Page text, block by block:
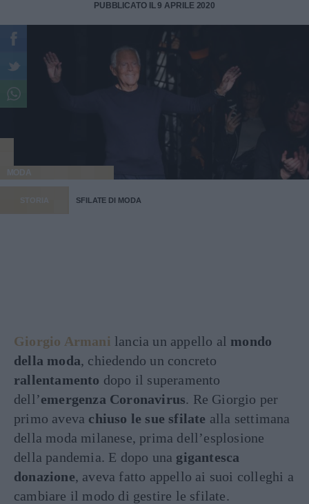
PUBBLICATO IL 9 APRILE 2020
MODA
STORIA SFILATE DI MODA
Giorgio Armani lancia un appello al mondo
della moda, chiedendo un concreto
rallentamento dopo il superamento
dell’emergenza Coronavirus. Re Giorgio per
primo aveva chiuso le sue sfilate alla settimana
della moda milanese, prima dell’esplosione
della pandemia. E dopo una gigantesca
donazione, aveva fatto appello ai suoi colleghi a
cambiare il modo di gestire le sfilate.